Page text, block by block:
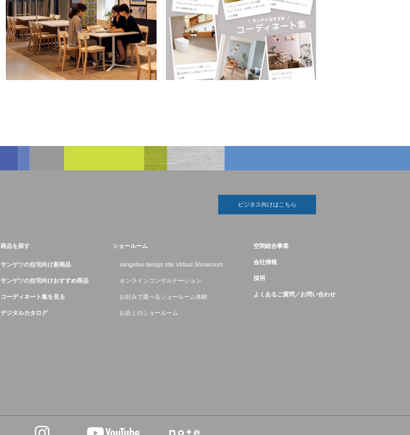
ビジネス向けはこちら
商品を探す
サンゲツの住宅向け新商品
サンゲツの住宅向けおすすめ商品
コーディネート集を見る
デジタルカタログ
ショールーム
sangetsu design site Virtual Showroom
オンラインコンサルテーション
お好みで選べるショールーム体験
お近くのショールーム
空間総合事業
会社情報
採用
よくあるご質問／お問い合わせ